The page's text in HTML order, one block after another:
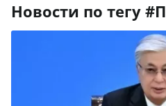
Новости по тегу #